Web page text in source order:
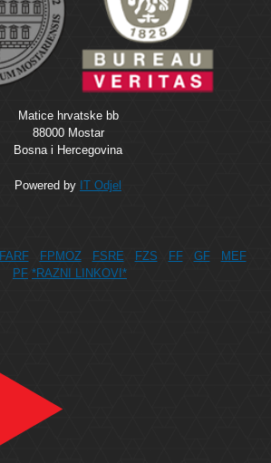
Matice hrvatske bb
88000 Mostar
Bosna i Hercegovina
Powered by IT Odjel
FARF FPMOZ FSRE FZS FF GF
MEF
PF *RAZNI LINKOVI*